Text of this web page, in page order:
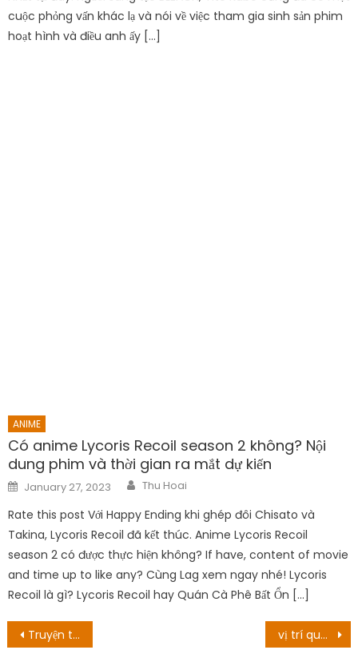
cuộc phỏng vấn khác lạ và nói về việc tham gia sinh sản phim
hoạt hình và điều anh ấy […]
ANIME
Có anime Lycoris Recoil season 2 không? Nội
dung phim và thời gian ra mắt dự kiến
Posted
on
January 27, 2023 Author
Thu Hoai
Rate this post Với Happy Ending khi ghép đôi Chisato và
Takina, Lycoris Recoil đã kết thúc. Anime Lycoris Recoil
season 2 có được thực hiện không? If have, content of movie
and time up to like any? Cùng Lag xem ngay nhé! Lycoris
Recoil là gì? Lycoris Recoil hay Quán Cà Phê Bất Ổn […]
Post
Truyện tạm nghỉ 1 tuần trước khi vào arc mới! vị trí quay phim Braveheart: Phim chính kịch về chiến tranh lịch sử được quay ở đâu?